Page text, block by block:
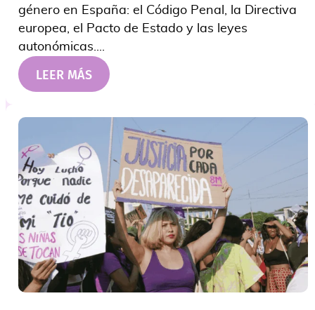
género en España: el Código Penal, la Directiva
europea, el Pacto de Estado y las leyes
autonómicas....
LEER MÁS